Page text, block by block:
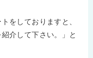
をしておりますと、
介して下さい。」と